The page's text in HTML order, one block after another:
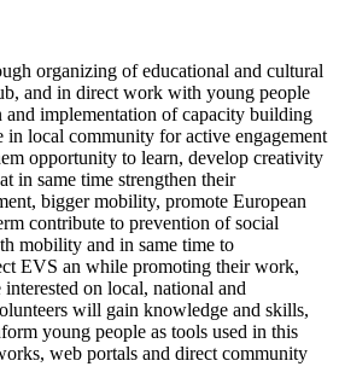
organizing of educational and cultural
and in direct work with young people
and implementation of capacity building
local community for active engagement
opportunity to learn, develop creativity
in same time strengthen their
bigger mobility, promote European
contribute to prevention of social
mobility and in same time to
EVS an while promoting their work,
on local, national and
will gain knowledge and skills,
young people as tools used in this
web portals and direct community